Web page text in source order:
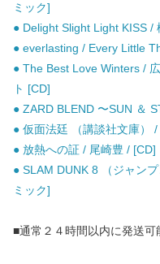
ミック]
● Delight Slight Light KISS /
● everlasting / Every Little
● The Best Love Winters /
ト [CD]
● ZARD BLEND 〜SUN ＆
● 仮面法廷 （講談社文庫）
● 放熱への証 / 尾崎豊 / [CD]
● SLAM DUNK 8 （ジャン
ミック]
■通常２４時間以内に発送可